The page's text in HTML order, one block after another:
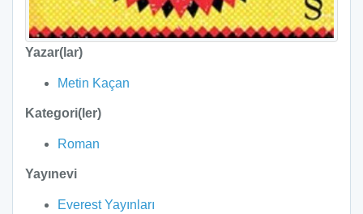
Yazar(lar)
Metin Kaçan
Kategori(ler)
Roman
Yayınevi
Everest Yayınları